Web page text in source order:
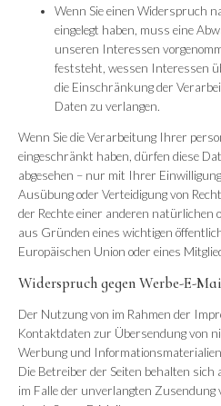
Wenn Sie einen Widerspruch
eingelegt haben, muss eine
unseren Interessen
feststeht, wessen Interessen
die Einschränkung der
Daten zu verlangen.
Wenn Sie die Verarbeitung Ihrer
eingeschränkt haben, dürfen diese
abgesehen – nur mit Ihrer
Ausübung oder Verteidigung von
der Rechte einer anderen natürlichen
aus Gründen eines wichtigen
Europäischen Union oder eines
Widerspruch gegen Werbe-E-
Der Nutzung von im Rahmen der
Kontaktdaten zur Übersendung von
Werbung und
Die Betreiber der Seiten behalten
im Falle der unverlangten Zusendung